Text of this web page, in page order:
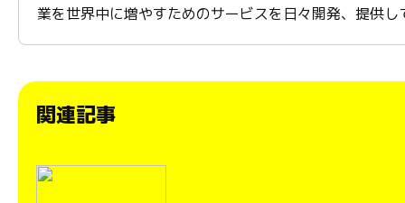
業を世界中に増やすためのサービスを日々開発、提供し
関連記事